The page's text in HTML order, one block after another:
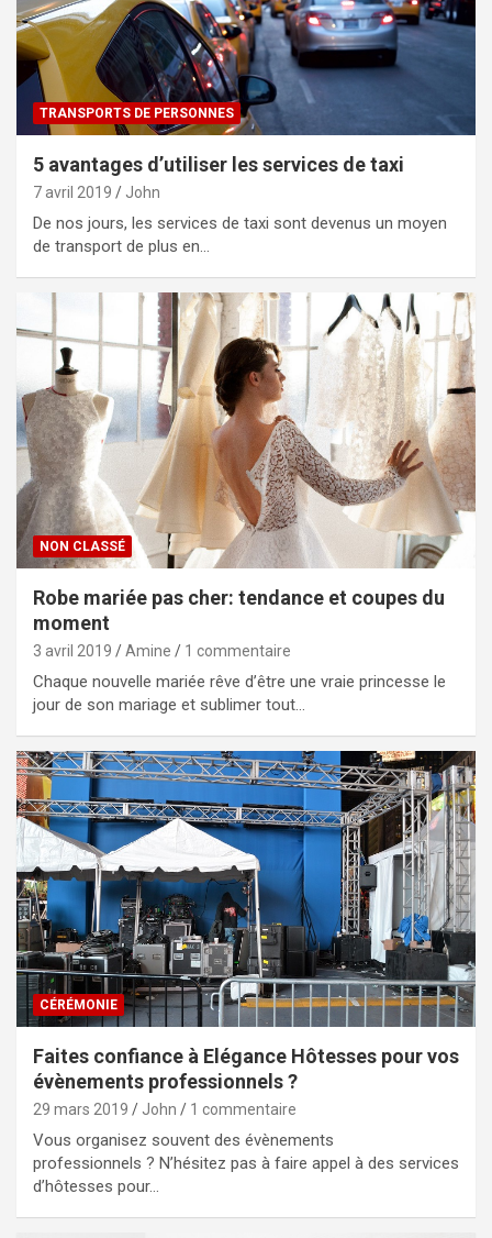
TRANSPORTS DE PERSONNES
5 avantages d’utiliser les services de taxi
7 avril 2019 John
De nos jours, les services de taxi sont devenus un moyen
de transport de plus en…
NON CLASSÉ
Robe mariée pas cher: tendance et coupes du
moment
3 avril 2019 Amine 1 commentaire
Chaque nouvelle mariée rêve d’être une vraie princesse le
jour de son mariage et sublimer tout…
CÉRÉMONIE
Faites confiance à Elégance Hôtesses pour vos
évènements professionnels ?
29 mars 2019 John 1 commentaire
Vous organisez souvent des évènements
professionnels ? N’hésitez pas à faire appel à des services
d’hôtesses pour…